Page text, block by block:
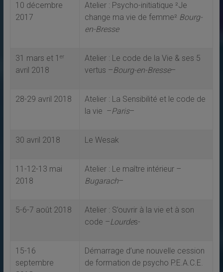
10 décembre
2017
Atelier : Psycho-initiatique ²Je
change ma vie de femme² Bourg-
en-Bresse
31 mars et 1 er
avril 2018
Atelier : Le code de la Vie & ses 5
vertus –Bourg-en-Bresse–
28-29 avril 2018
Atelier : La Sensibilité et le code de
la vie –Paris–
30 avril 2018 Le Wesak
11-12-13 mai
2018
Atelier : Le maître intérieur –
Bugarach–
5-6-7 août 2018
Atelier : S’ouvrir à la vie et à son
code –Lourdes-
15-16
septembre
Démarrage d’une nouvelle cession
de formation de psycho P.E.A.C.E.